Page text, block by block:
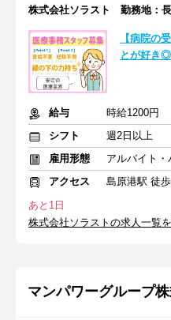
株式会社ソラスト 勤務地：
【病院の
とが好き
給与
時給1200円
シフト
週2日以上
雇用形態
アルバイト・
アクセス
島原港駅 徒
あと1日
株式会社ソラストの求人一覧
マンパワーグループ